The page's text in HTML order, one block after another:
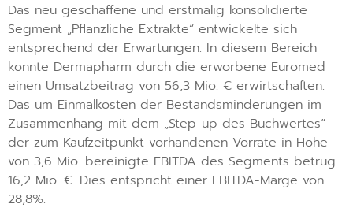
Das neu geschaffene und erstmalig konsolidierte
Segment „Pflanzliche Extrakte“ entwickelte sich
entsprechend der Erwartungen. In diesem Bereich
konnte Dermapharm durch die erworbene Euromed
einen Umsatzbeitrag von 56,3 Mio. € erwirtschaften.
Das um Einmalkosten der Bestandsminderungen im
Zusammenhang mit dem „Step-up des Buchwertes“
der zum Kaufzeitpunkt vorhandenen Vorräte in Höhe
von 3,6 Mio. bereinigte EBITDA des Segments betrug
16,2 Mio. €. Dies entspricht einer EBITDA-Marge von
28,8%.